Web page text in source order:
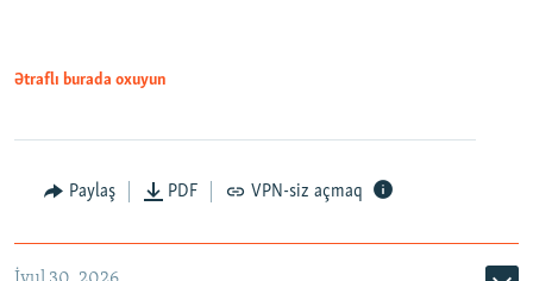
Ətraflı burada oxuyun
Paylaş PDF VPN-siz açmaq